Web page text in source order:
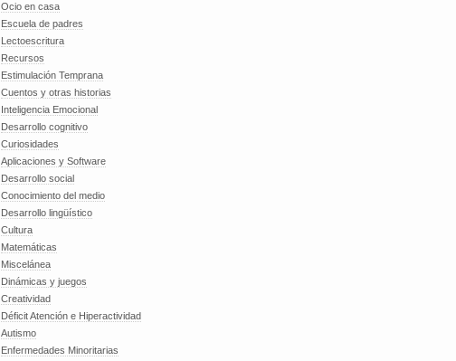
Ocio en casa
Escuela de padres
Lectoescritura
Recursos
Estimulación Temprana
Cuentos y otras historias
Inteligencia Emocional
Desarrollo cognitivo
Curiosidades
Aplicaciones y Software
Desarrollo social
Conocimiento del medio
Desarrollo lingüístico
Cultura
Matemáticas
Miscelánea
Dinámicas y juegos
Creatividad
Déficit Atención e Hiperactividad
Autismo
Enfermedades Minoritarias